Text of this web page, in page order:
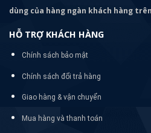
dùng của hàng ngàn khách hàng
HỖ TRỢ KHÁCH HÀNG
Chính sách bảo mật
Chính sách đổi trả hàng
Giao hàng & vận chuyển
Mua hàng và thanh toán